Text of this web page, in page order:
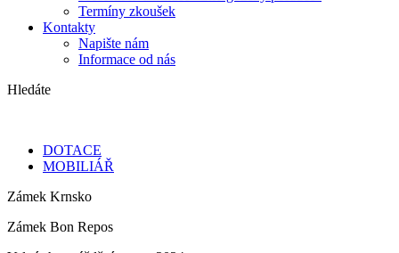
Termíny zkoušek
Kontakty
Napište nám
Informace od nás
Hledáte
DOTACE
MOBILIÁŘ
Zámek Krnsko
Zámek Bon Repos